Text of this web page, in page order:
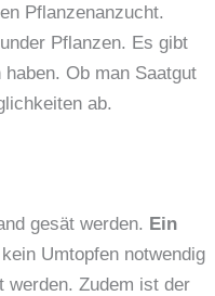
Pflanzenanzucht.
Pflanzen. Es gibt
Ob man Saatgut
ab.
gesät werden. Ein
Umtopfen notwendig
werden. Zudem ist der